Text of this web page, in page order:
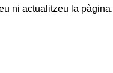
ni actualitzeu la pàgina.